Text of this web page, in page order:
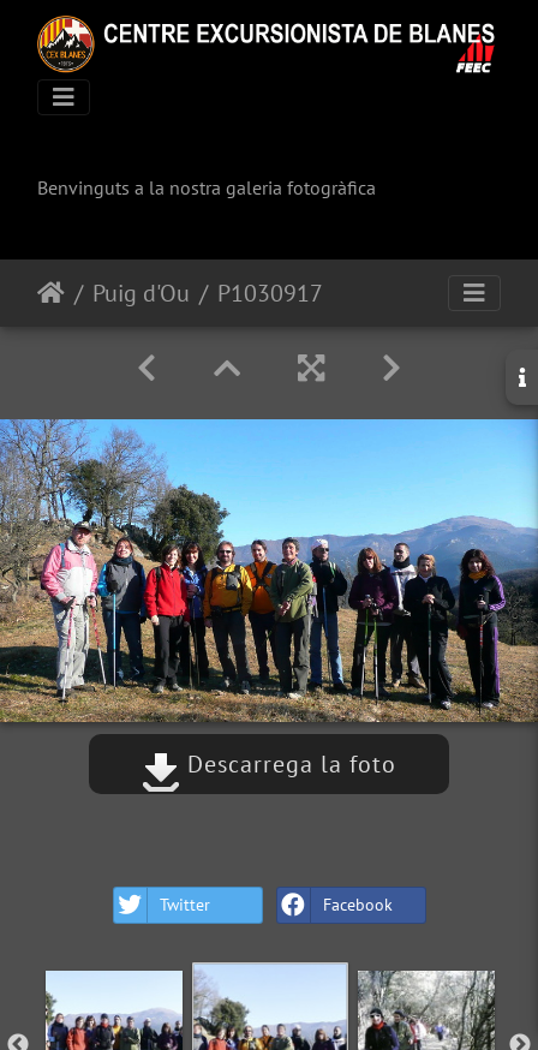
Benvinguts a la nostra galeria fotogràfica
Puig d'Ou P1030917
Descarrega la foto
Twitter Facebook